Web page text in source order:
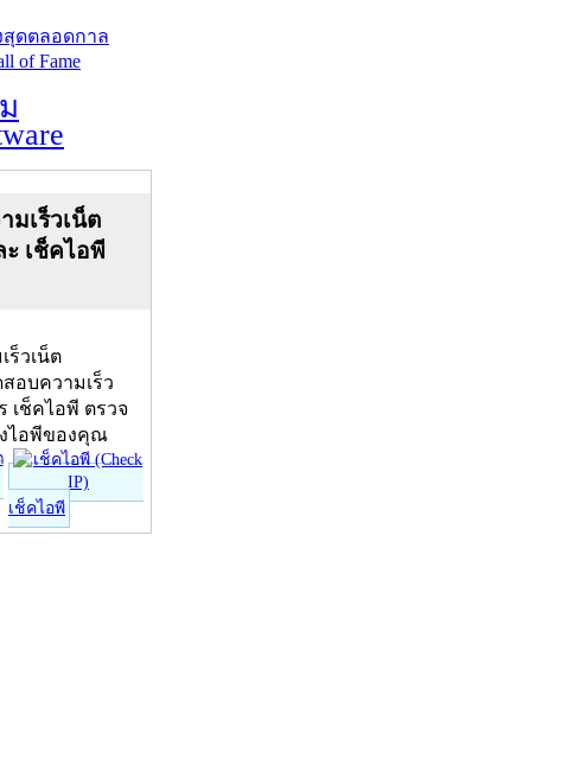
สุดตลอดกาล
of Fame
มเร็วเน็ต
ะ เช็คไอพี
ร็วเน็ต
สอบความเร็ว
เช็คไอพี ตรวจ
ไอพีของคุณ
เช็คไอพี